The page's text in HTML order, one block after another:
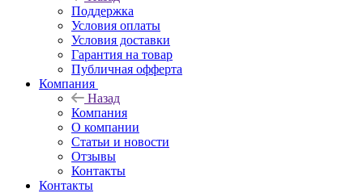
Поддержка
Условия оплаты
Условия доставки
Гарантия на товар
Публичная офферта
Компания
Назад
Компания
О компании
Статьи и новости
Отзывы
Контакты
Контакты